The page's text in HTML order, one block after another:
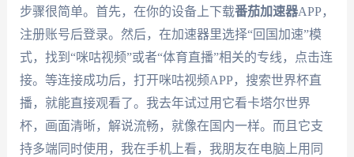
步骤很简单。首先，在你的设备上下载番茄加速器APP，
注册账号后登录。然后，在加速器里选择“回国加速”模
式，找到“咪咕视频”或者“体育直播”相关的专线，点击连
接。等连接成功后，打开咪咕视频APP，搜索世界杯直
播，就能直接观看了。我去年试过用它看卡塔尔世界
杯，画面清晰，解说流畅，就像在国内一样。而且它支
持多端同时使用，我在手机上看，我朋友在电脑上用同